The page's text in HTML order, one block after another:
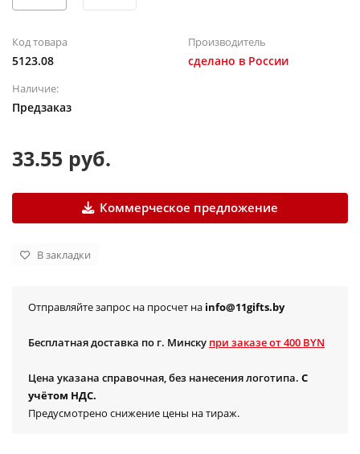
Код товара
5123.08
Производитель
сделано в России
Наличие:
Предзаказ
33.55 руб.
Коммерческое предложение
В закладки
Отправляйте запрос на просчет на info@11gifts.by
Бесплатная доставка по г. Минску при заказе от 400 BYN
Цена указана справочная, без нанесения логотипа. С
учётом НДС.
Предусмотрено снижение цены на тираж.